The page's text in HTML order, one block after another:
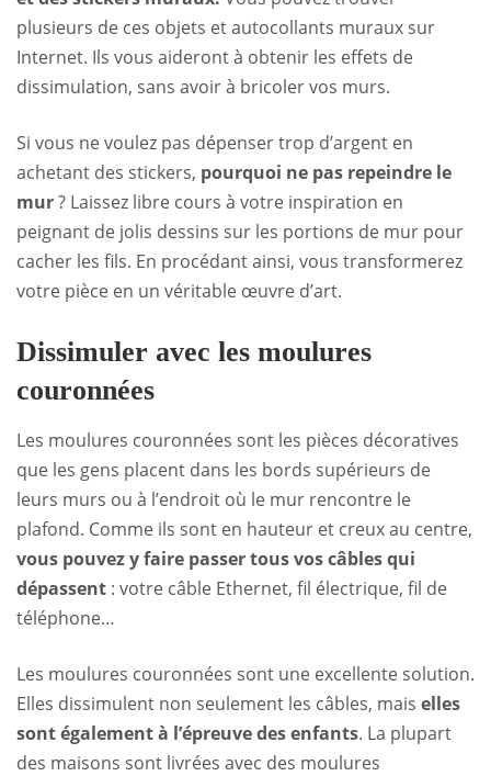
plusieurs de ces objets et autocollants muraux sur
Internet. Ils vous aideront à obtenir les effets de
dissimulation, sans avoir à bricoler vos murs.
Si vous ne voulez pas dépenser trop d’argent en
achetant des stickers, pourquoi ne pas repeindre le
mur? Laissez libre cours à votre inspiration en
peignant de jolis dessins sur les portions de mur pour
cacher les fils. En procédant ainsi, vous transformerez
votre pièce en un véritable œuvre d’art.
Dissimuler avec les moulures
couronnées
Les moulures couronnées sont les pièces décoratives
que les gens placent dans les bords supérieurs de
leurs murs ou à l’endroit où le mur rencontre le
plafond. Comme ils sont en hauteur et creux au centre,
vous pouvez y faire passer tous vos câbles qui
dépassent : votre câble Ethernet, fil électrique, fil de
téléphone…
Les moulures couronnées sont une excellente solution.
Elles dissimulent non seulement les câbles, mais elles
sont également à l’épreuve des enfants. La plupart
des maisons sont livrées avec des moulures